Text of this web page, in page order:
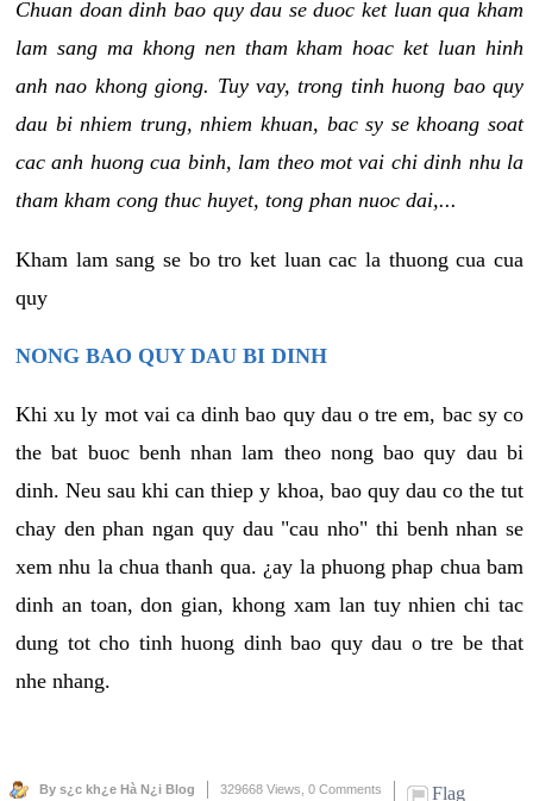
Chuan doan dinh bao quy dau se duoc ket luan qua kham
lam sang ma khong nen tham kham hoac ket luan hinh
anh nao khong giong. Tuy vay, trong tinh huong bao quy
dau bi nhiem trung, nhiem khuan, bac sy se khoang soat
cac anh huong cua binh, lam theo mot vai chi dinh nhu la
tham kham cong thuc huyet, tong phan nuoc dai,...
Kham lam sang se bo tro ket luan cac la thuong cua cua
quy
NONG BAO QUY DAU BI DINH
Khi xu ly mot vai ca dinh bao quy dau o tre em, bac sy co
the bat buoc benh nhan lam theo nong bao quy dau bi
dinh. Neu sau khi can thiep y khoa, bao quy dau co the tut
chay den phan ngan quy dau "cau nho" thi benh nhan se
xem nhu la chua thanh qua. ¿ay la phuong phap chua bam
dinh an toan, don gian, khong xam lan tuy nhien chi tac
dung tot cho tinh huong dinh bao quy dau o tre be that
nhe nhang.
By s¿c kh¿e Hà N¿i Blog 329668 Views, 0 Comments Flag